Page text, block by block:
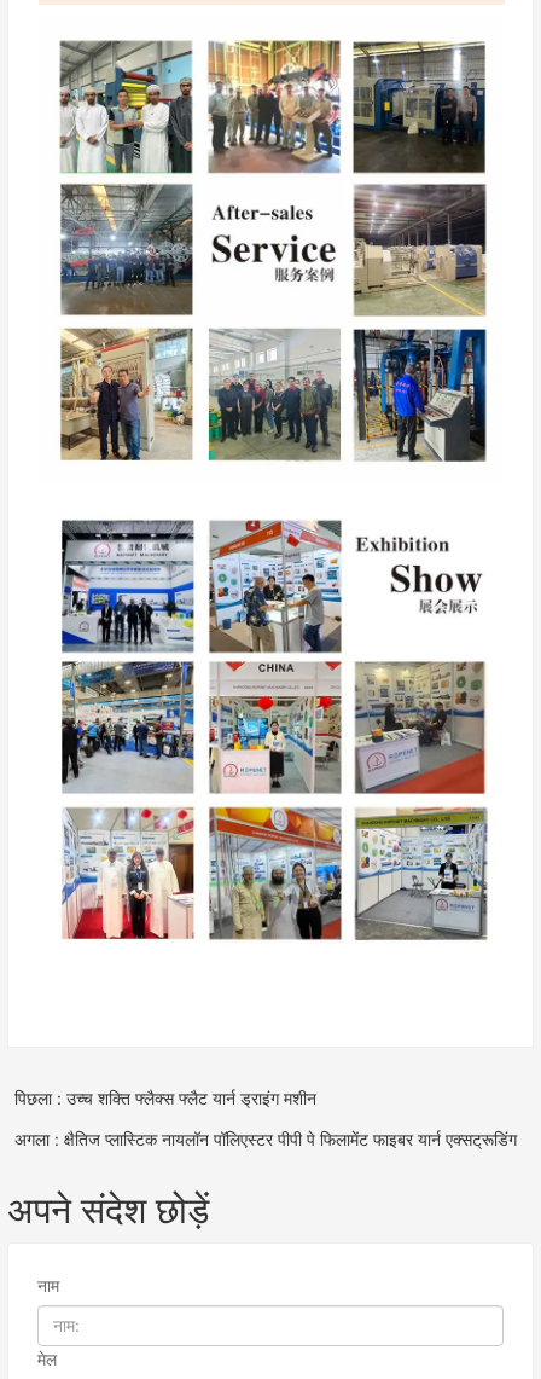
पिछला : उच्च शक्ति फ्लैक्स फ्लैट यार्न ड्राइंग मशीन
अगला : क्षैतिज प्लास्टिक नायलॉन पॉलिएस्टर पीपी पे फिलामेंट फाइबर यार्न एक्सट्रूडिंग
अपने संदेश छोड़ें
नाम
मेल